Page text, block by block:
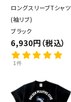
ロングスリーブTシャツ
(袖リブ)
ブラック
6,930円（税込）
1件